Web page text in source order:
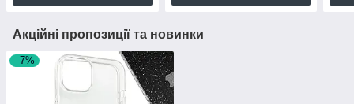
Акційні пропозиції та новинки
–7%